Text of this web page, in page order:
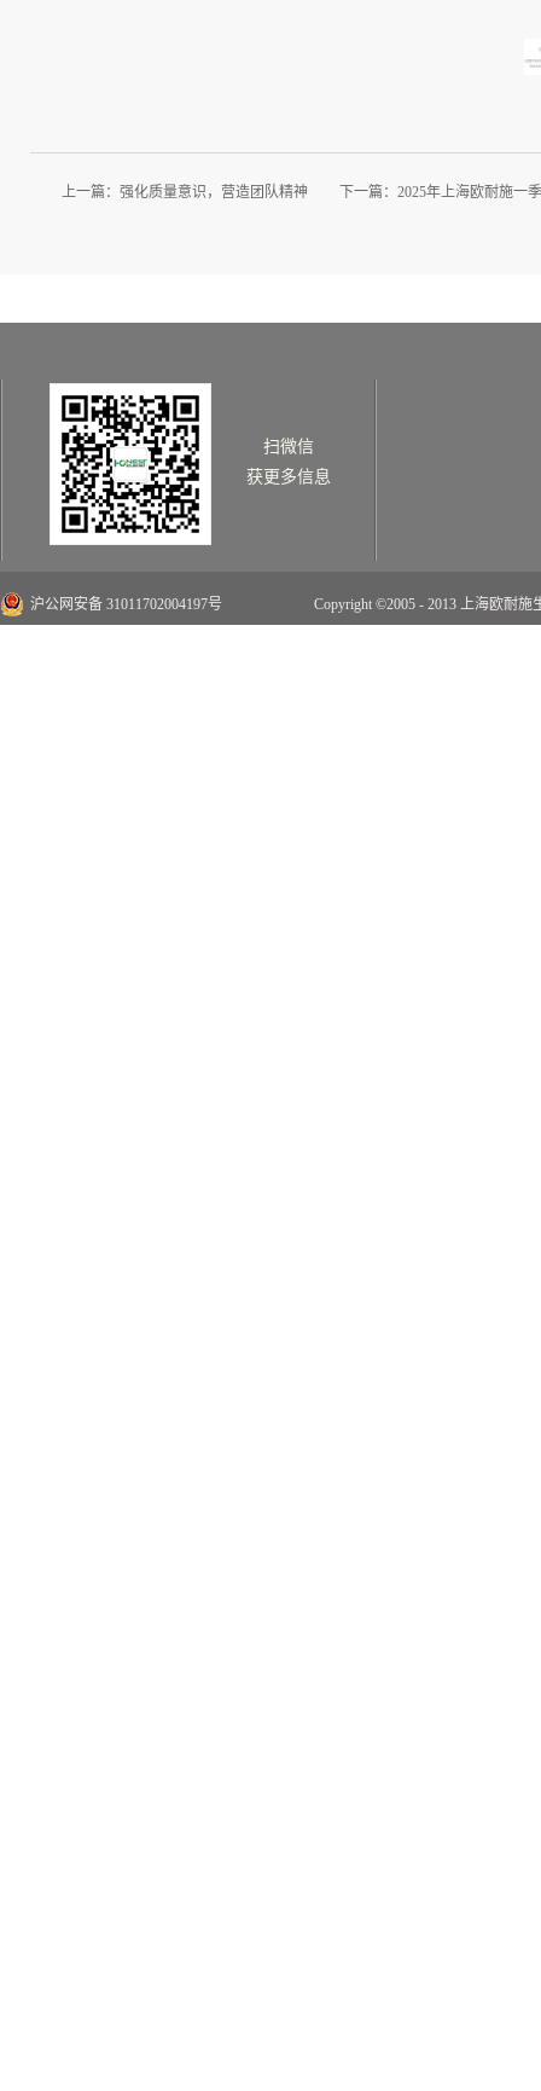
上一篇： 强化质量意识，营造团队精神 下一篇： 2025年上海欧耐施一
扫微信
获更多信息
沪公网安备 31011702004197号 Copyright ©2005 - 2013 上海欧耐施